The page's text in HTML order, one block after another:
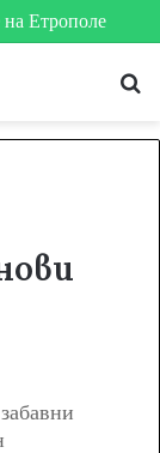
на Етрополе